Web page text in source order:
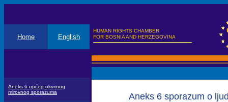
HUMAN RIGHTS CHAMBER
FOR BOSNIA AND HERZEGOVINA
Home English
Aneks 6 općeg okvirnog
mirovnog sporazuma
Aneks 6 sporazum o